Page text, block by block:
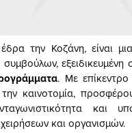
την Κοζάνη, είναι
συμβούλων, εξειδικευμένη
. Με επίκεντρο
καινοτομία,
και
και οργανισμών.